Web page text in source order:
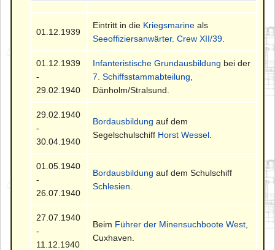
01.12.1939
Eintritt in die Kriegsmarine als
Seeoffiziersanwärter.Crew XII/39
01.12.1939
-
29.02.1940
Infanteristische Grundausbildung bei der
7. Schiffsstammabteilung
Dänholm/Stralsund.
29.02.1940
-
30.04.1940
Bordausbildung auf dem
Segelschulschiff Horst Wessel
01.05.1940
-
26.07.1940
Bordausbildung auf dem Schulschiff
Schlesien
27.07.1940
-
11.12.1940
Beim Führer der Minensuchboote West
Cuxhaven.